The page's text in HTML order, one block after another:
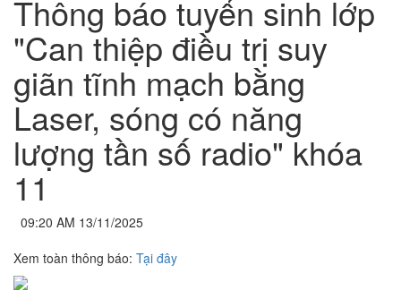
Thông báo tuyển sinh lớp
"Can thiệp điều trị suy
giãn tĩnh mạch bằng
Laser, sóng có năng
lượng tần số radio" khóa
11
09:20 AM 13/11/2025
Xem toàn thông báo: Tại đây